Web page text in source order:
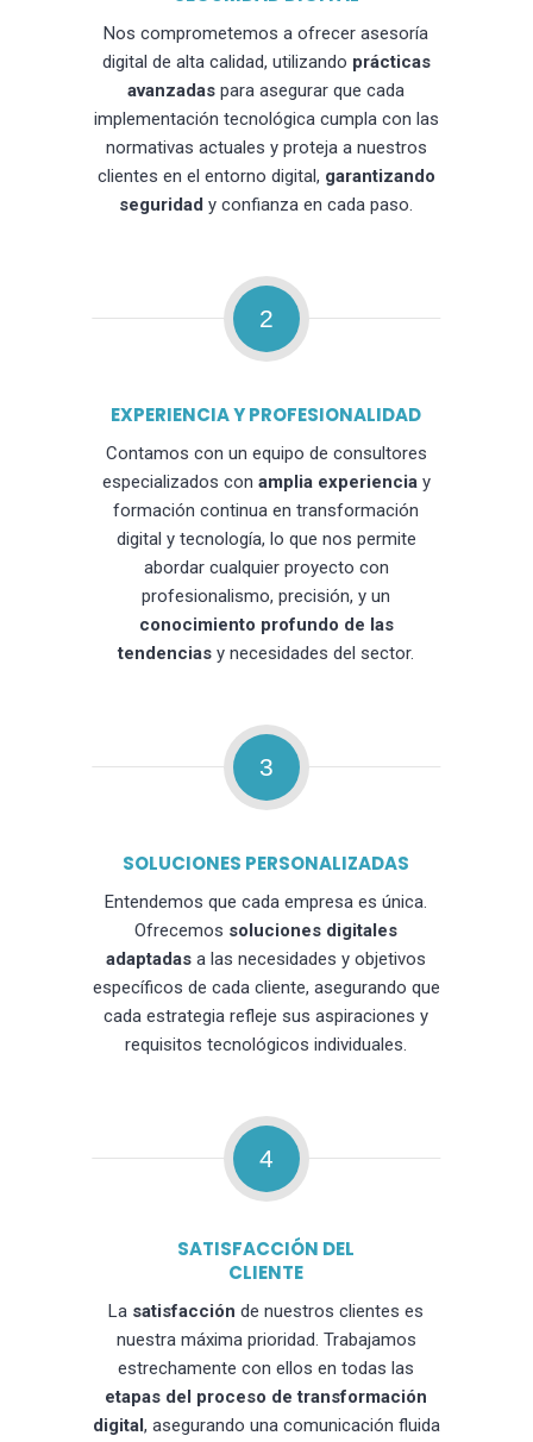
Nos comprometemos a ofrecer asesoría
digital de alta calidad, utilizando prácticas
avanzadas para asegurar que cada
implementación tecnológica cumpla con las
normativas actuales y proteja a nuestros
clientes en el entorno digital, garantizando
seguridad y confianza en cada paso.
2
EXPERIENCIA Y PROFESIONALIDAD
Contamos con un equipo de consultores
especializados con amplia experienciay
formación continua en transformación
digital y tecnología, lo que nos permite
abordar cualquier proyecto con
profesionalismo, precisión, y un
conocimiento profundo de las
tendencias y necesidades del sector.
3
SOLUCIONES PERSONALIZADAS
Entendemos que cada empresa es única.
Ofrecemos soluciones digitales
adaptadas a las necesidades y objetivos
específicos de cada cliente, asegurando que
cada estrategia refleje sus aspiraciones y
requisitos tecnológicos individuales.
4
SATISFACCIÓN DEL
CLIENTE
La satisfacción de nuestros clientes es
nuestra máxima prioridad. Trabajamos
estrechamente con ellos en todas las
etapas del proceso de transformación
digital, asegurando una comunicación fluida